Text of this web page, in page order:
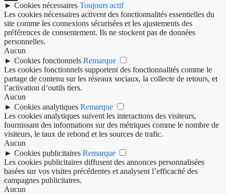
► Cookies nécessaires Toujours actif
Les cookies nécessaires activent des fonctionnalités essentielles du
site comme les connexions sécurisées et les ajustements des
préférences de consentement. Ils ne stockent pas de données
personnelles.
Aucun
► Cookies fonctionnels Remarque
Les cookies fonctionnels supportent des fonctionnalités comme le
partage de contenu sur les réseaux sociaux, la collecte de retours, et
l’activation d’outils tiers.
Aucun
► Cookies analytiques Remarque
Les cookies analytiques suivent les interactions des visiteurs,
fournissant des informations sur des métriques comme le nombre de
visiteurs, le taux de rebond et les sources de trafic.
Aucun
► Cookies publicitaires Remarque
Les cookies publicitaires diffusent des annonces personnalisées
basées sur vos visites précédentes et analysent l’efficacité des
campagnes publicitaires.
Aucun